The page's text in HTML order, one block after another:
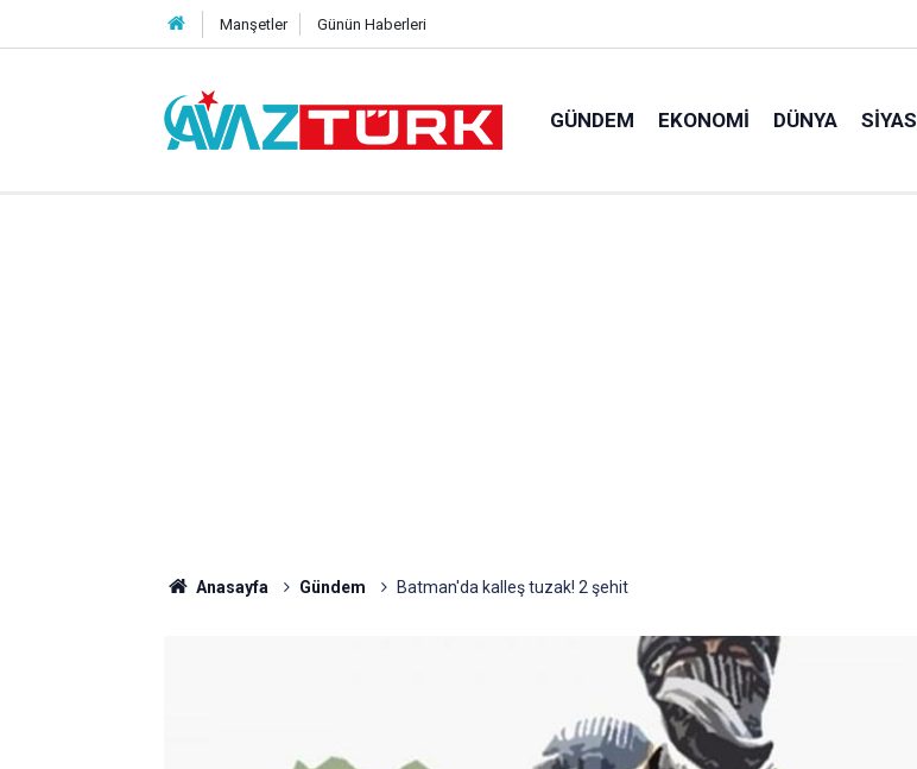
Manşetler Günün Haberleri
GÜNDEM EKONOMI DÜNYA
Anasayfa Gündem Batman'da kalleş tuzak! 2 şehit